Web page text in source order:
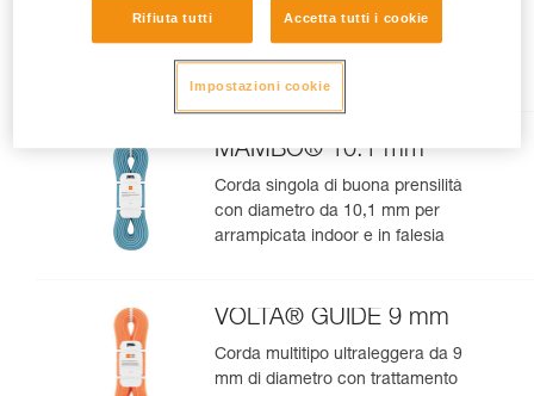
Corda singola leggera con
diametro da 9,8 mm per
arrampicata indoor e in falesia
MAMBO® 10.1 mm
Corda singola di buona prensilità
con diametro da 10,1 mm per
arrampicata indoor e in falesia
VOLTA® GUIDE 9 mm
Corda multitipo ultraleggera da 9
mm di diametro con trattamento
Rifiuta tutti Accetta tutti i cookie
Impostazioni cookie